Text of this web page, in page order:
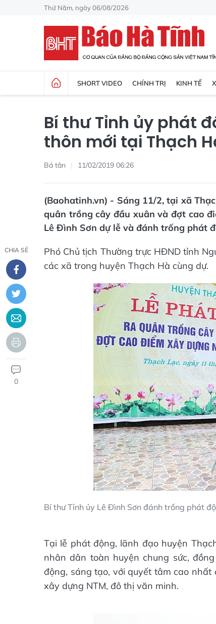
Thứ Năm, ngày 06/08/2026
SHORT VIDEO CHÍNH TRỊ KINH TẾ
Bí thư Tỉnh ủy phát
thôn mới tại Thạch
Bá tân 11/02/2019 06:26
(Baohatinh.vn) - Sáng 11/2, tại xã
quân trồng cây đầu xuân và đợt cao
Lê Đình Sơn dự lễ và đánh trống phát
CHIA SẺ
0
Phó Chủ tịch Thường trực HĐND tỉnh
các xã trong huyện Thạch Hà cùng dự.
Bí thư Tỉnh ủy Lê Đình Sơn đánh trống phát
Tại lễ phát động, lãnh đạo huyện
nhân dân toàn huyện chung sức,
động, sáng tạo, với quyết tâm cao
xây dựng NTM, đô thị văn minh.